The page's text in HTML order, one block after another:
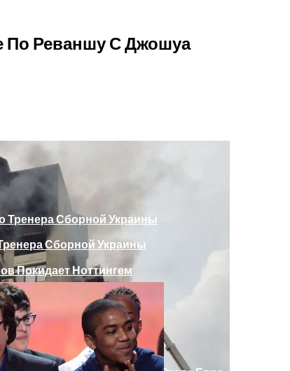
Путина Главе МИД Австрии
Российский Лайнер, «заблудившийся» В
Веселыми Фотожабами
Окне Отеля, Знатно Позавтракав
Сборной Украины
Покидает Ноттингем
Года
По Реваншу С Джошуа